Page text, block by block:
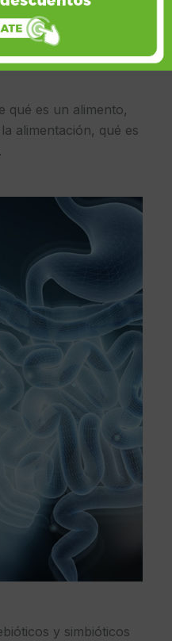
qué es un alimento,
alimentación, qué es
y simbióticos